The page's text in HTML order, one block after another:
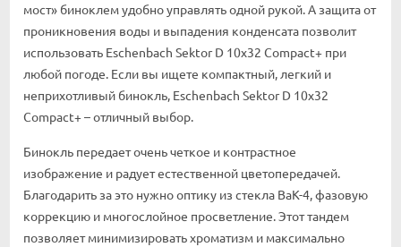
мост» биноклем удобно управлять одной рукой. А защита от
проникновения воды и выпадения конденсата позволит
использовать Eschenbach Sektor D 10x32 Compact+ при
любой погоде. Если вы ищете компактный, легкий и
неприхотливый бинокль, Eschenbach Sektor D 10x32
Compact+ – отличный выбор.
Бинокль передает очень четкое и контрастное
изображение и радует естественной цветопередачей.
Благодарить за это нужно оптику из стекла BaK-4, фазовую
коррекцию и многослойное просветление. Этот тандем
позволяет минимизировать хроматизм и максимально